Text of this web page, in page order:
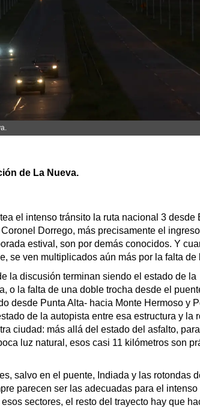
Salud
Es viral
Transportes
Loterías
Datos Útiles
Fúnebres
Edictos
Teléfonos de urgencia
de La Nueva.
el intenso tránsito la ruta nacional 3 desde
Dorrego, más precisamente el
estival, son por demás conocidos. Y
se ven multiplicados aún más por la falta de
la discusión terminan siendo el estado de la
o la falta de una doble trocha desde el
desde Punta Alta- hacia Monte Hermoso y
de la autopista entre esa estructura y la
ciudad: más allá del estado del asfalto,
luz natural, esos casi 11 kilómetros son
salvo en el puente, Indiada y las rotondas
parecen ser las adecuadas para el intenso
sectores, el resto del trayecto hay que